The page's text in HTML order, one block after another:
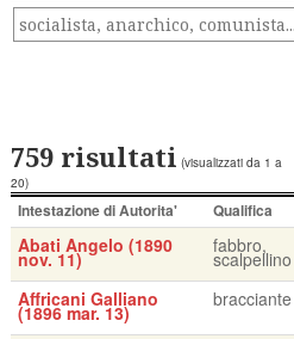
759 risultati (visualizzati da 1 a
20)
Intestazione di Autorita' Qualifica
Abati Angelo (1890
nov. 11)
fabbro,
scalpellino
Affricani Galliano
(1896 mar. 13)
bracciante